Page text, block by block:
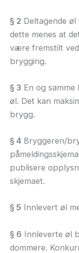
§ 2 Deltagende
dette menes at
være fremstilt
brygging.
§ 3 En og
øl. Det kan
brygg.
§ 4 Bryggeren/
publisere
skjemaet.
§ 5 Innlevert øl
§ 6 Innleverte øl
dommere.